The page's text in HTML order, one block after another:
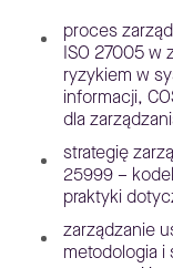
proces
ISO 27005 w
ryzykiem w
informacji,
dla
strategię
25999 –
praktyki
zarządzanie
metodologia i